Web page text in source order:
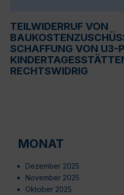
TEILWIDERRUF VON
SCHAFFUNG VON U3-
RECHTSWIDRIG
MONAT
Dezember 2025
November 2025
Oktober 2025